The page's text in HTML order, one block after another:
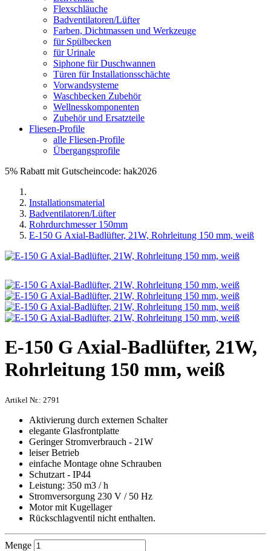
Flexschläuche
Badventilatoren/Lüfter
Farben, Dichtmassen und Werkzeuge
für Spülbecken
für Urinale
Siphone für Duschwannen
Türen für Installationsschächte
Vorwandsysteme
Waschbecken Zubehör
Wellnesskomponenten
Zubehör und Ersatzteile
Fliesen-Profile
alle Fliesen-Profile
Übergangsprofile
5% Rabatt mit Gutscheincode: hak2026
Installationsmaterial
Badventilatoren/Lüfter
Rohrdurchmesser 150mm
E-150 G Axial-Badlüfter, 21W, Rohrleitung 150 mm, weiß
E-150 G Axial-Badlüfter, 21W,
Rohrleitung 150 mm, weiß
Artikel Nr.: 2791
Aktivierung durch externen Schalter
elegante Glasfrontplatte
Geringer Stromverbrauch - 21W
leiser Betrieb
einfache Montage ohne Schrauben
Schutzart - IP44
Leistung: 350 m3 / h
Stromversorgung 230 V / 50 Hz
Motor mit Kugellager
Rückschlagventil nicht enthalten.
Menge